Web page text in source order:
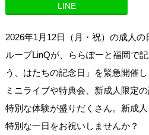
LINE
2026年1月12日（月・祝）の成人
ループLinQが、ららぽーと福岡で
う、はたちの記念日」を緊急開催し
ミニライブや特典会、新成人限定
特別な体験が盛りだくさん。新成
特別な一日をお祝いしませんか？